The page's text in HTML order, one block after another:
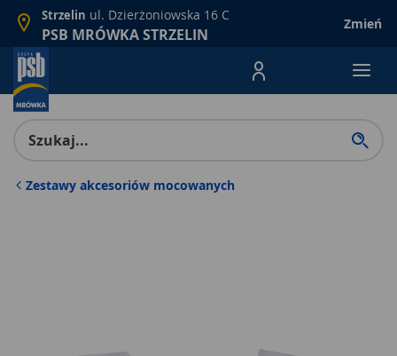
Strzelin ul. Dzierżoniowska 16 C
PSB MRÓWKA STRZELIN
Zmień
Menu Produktów,
Zestawy akcesoriów mocowanych